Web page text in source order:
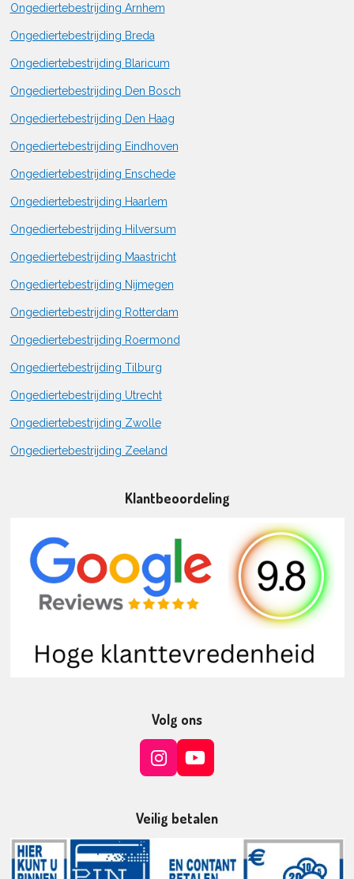
Ongediertebestrijding Arnhem
Ongediertebestrijding Breda
Ongediertebestrijding Blaricum
Ongediertebestrijding Den Bosch
Ongediertebestrijding Den Haag
Ongediertebestrijding Eindhoven
Ongediertebestrijding Enschede
Ongediertebestrijding Haarlem
Ongediertebestrijding Hilversum
Ongediertebestrijding Maastricht
Ongediertebestrijding Nijmegen
Ongediertebestrijding Rotterdam
Ongediertebestrijding Roermond
Ongediertebestrijding Tilburg
Ongediertebestrijding Utrecht
Ongediertebestrijding Zwolle
Ongediertebestrijding Zeeland
Klantbeoordeling
Volg ons
I
t
Y
T
e
Veilig betalen